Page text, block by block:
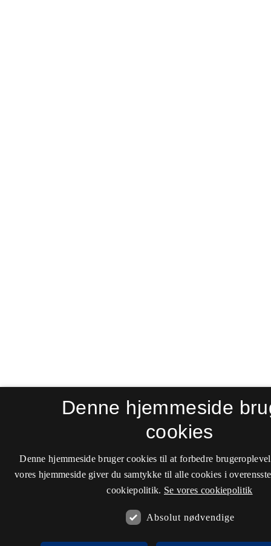
Denne hjemmeside
cookies
Denne hjemmeside bruger cookies til at forbedre
vores hjemmeside giver du samtykke til alle cookies i
cookiepolitik. Se vores cookiepolitik
Absolut nødvendige